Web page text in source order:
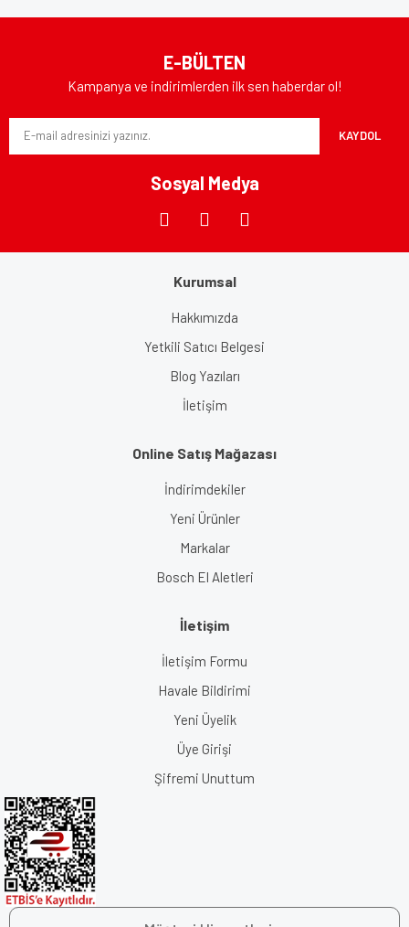
Ürün resmi kalitesiz, bozuk veya görüntülenemiyor.
Ürün açıklamasında eksik bilgiler bulunuyor.
Ürün fiyatı diğer sitelerden daha pahalı.
E-BÜLTEN
Kampanya ve indirimlerden ilk sen haberdar ol!
KAYDOL
Sosyal Medya
Kurumsal
Hakkımızda
Yetkili Satıcı Belgesi
Blog Yazıları
İletişim
Online Satış Mağazası
İndirimdekiler
Yeni Ürünler
Markalar
Bosch El Aletleri
İletişim
İletişim Formu
Havale Bildirimi
Yeni Üyelik
Üye Girişi
Şifremi Unuttum